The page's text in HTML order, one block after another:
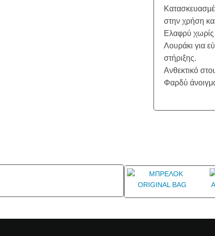
στην χρήση
Ελαφρύ χωρίς
Λουράκι για
στήριξης.
Ανθεκτικό
Φαρδύ